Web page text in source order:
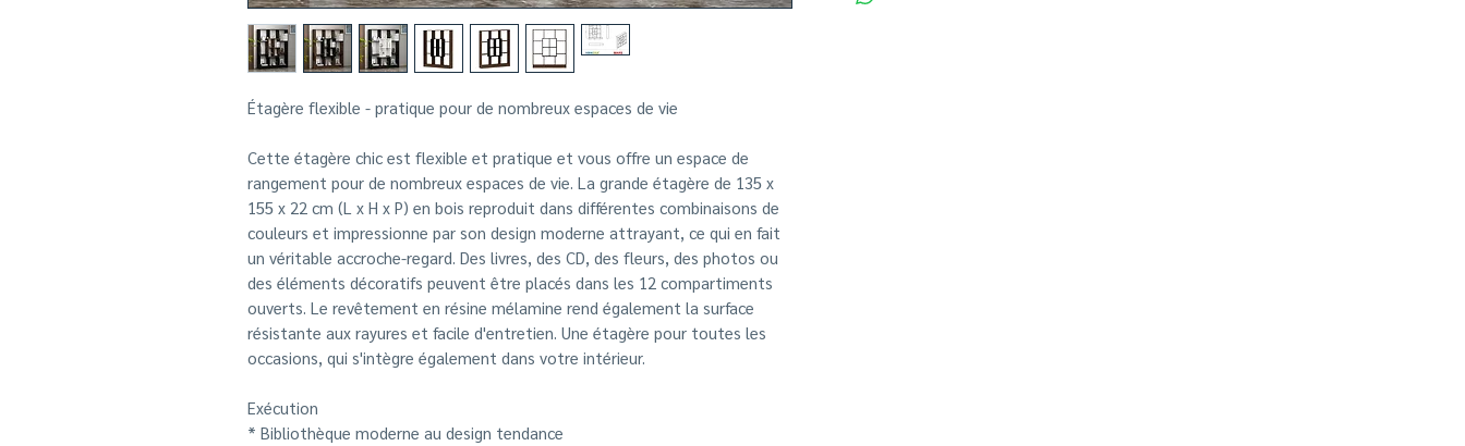
Étagère flexible - pratique pour de nombreux espaces de vie
Cette étagère chic est flexible et pratique et vous offre un espace de
rangement pour de nombreux espaces de vie. La grande étagère de 135 x
155 x 22 cm (L x H x P) en bois reproduit dans différentes combinaisons de
couleurs et impressionne par son design moderne attrayant, ce qui en fait
un véritable accroche-regard. Des livres, des CD, des fleurs, des photos ou
des éléments décoratifs peuvent être placés dans les 12 compartiments
ouverts. Le revêtement en résine mélamine rend également la surface
résistante aux rayures et facile d'entretien. Une étagère pour toutes les
occasions, qui s'intègre également dans votre intérieur.
Exécution
* Bibliothèque moderne au design tendance